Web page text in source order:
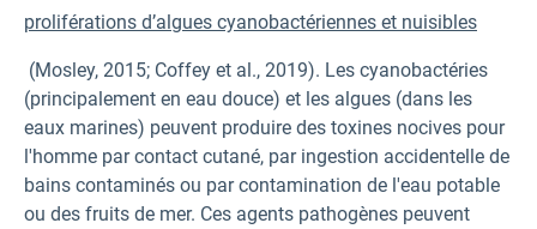
proliférations d’algues cyanobactériennes et nuisibles
(Mosley, 2015; Coffey et al., 2019). Les cyanobactéries
(principalement en eau douce) et les algues (dans les
eaux marines) peuvent produire des toxines nocives pour
l'homme par contact cutané, par ingestion accidentelle de
bains contaminés ou par contamination de l'eau potable
ou des fruits de mer. Ces agents pathogènes peuvent